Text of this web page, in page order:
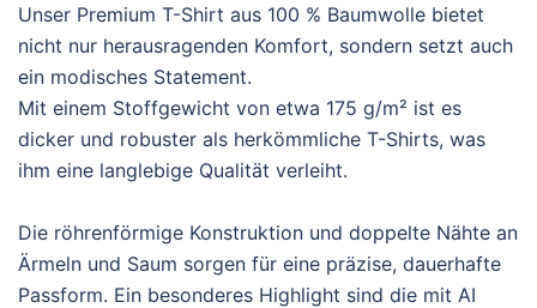
Unser Premium T-Shirt aus 100 % Baumwolle bietet
nicht nur herausragenden Komfort, sondern setzt auch
ein modisches Statement.
Mit einem Stoffgewicht von etwa 175 g/m² ist es
dicker und robuster als herkömmliche T-Shirts, was
ihm eine langlebige Qualität verleiht.
Die röhrenförmige Konstruktion und doppelte Nähte an
Ärmeln und Saum sorgen für eine präzise, dauerhafte
Passform. Ein besonderes Highlight sind die mit AI